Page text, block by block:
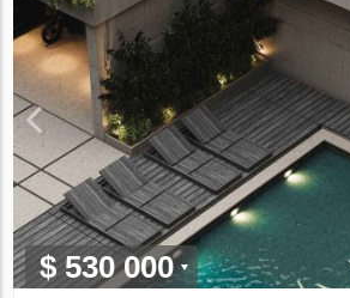
$ 530 000